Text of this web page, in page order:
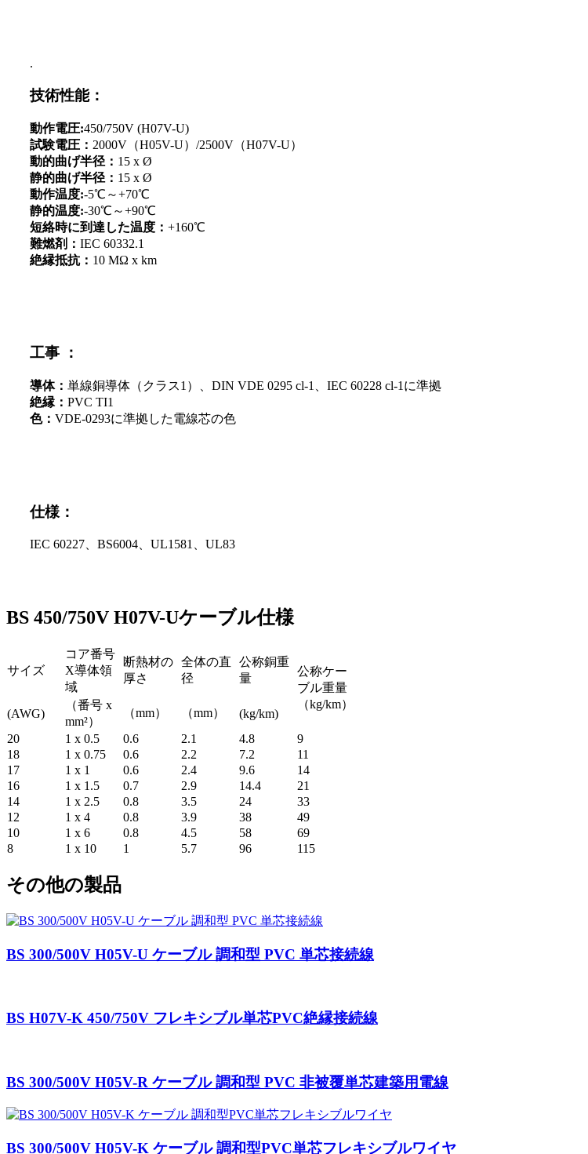
.
技術性能：
動作電圧:450/750V (H07V-U)
試験電圧： 2000V（H05V-U）/2500V（H07V-U）
動的曲げ半径： 15 x Ø
静的曲げ半径： 15 x Ø
動作温度:-5℃～+70℃
静的温度:-30℃～+90℃
短絡時に到達した温度： +160℃
難燃剤： IEC 60332.1
絶縁抵抗： 10 MΩ x km
工事 ：
導体： 単線銅導体（クラス1）、DIN VDE 0295 cl-1、IEC 60228 cl-1に準拠
絶縁： PVC TI1
色： VDE-0293に準拠した電線芯の色
仕様：
IEC 60227、BS6004、UL1581、UL83
BS 450/750V H07V-Uケーブル仕様
サイズ
コア番号
X導体領
域
断熱材の
厚さ
全体の直
径
公称銅重
量
公称ケー
ブル重量
（kg/km）
(AWG)
（番号 x
mm²）
（mm） （mm）
(kg/km)
20
1 x 0.5 0.6 2.1 4.8
9
18
1 x 0.75 0.6 2.2 7.2
11
17
1 x 1 0.6 2.4 9.6
14
16
1 x 1.5 0.7 2.9 14.4
21
14
1 x 2.5 0.8 3.5 24
33
12
1 x 4 0.8 3.9 38
49
10
1 x 6 0.8 4.5 58
69
8
1 x 10 1 5.7 96 115
その他の製品
BS 300/500V H05V-U ケーブル 調和型 PVC 単芯接続線
BS H07V-K 450/750V フレキシブル単芯PVC絶縁接続線
BS 300/500V H05V-R ケーブル 調和型 PVC 非被覆単芯建築用電線
BS 300/500V H05V-K ケーブル 調和型PVC単芯フレキシブルワイヤ